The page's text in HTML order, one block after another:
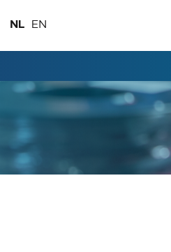
Taal
NL EN